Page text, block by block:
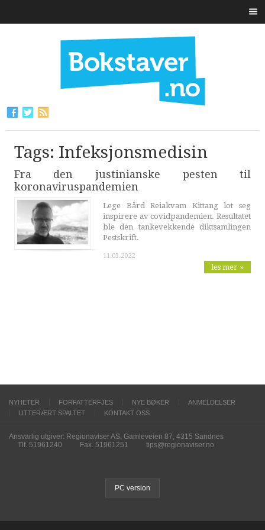
Tags: Infeksjonsmedisin
Fra den justinianske pesten til
koronaviruspandemien
Lege Bård Reiakvam Kittang lot seg
inspirere av covidpandemien. Resultatet
ble den tankevekkende diktsamlingen
Pestskrift.
11.03.2022
les mer »
NYHETER FORFATTERFJES NYE BØKER
ANMELDELSER
LITTERÆRT SPALTET
KONTAKT OSS
Ansvarlig utgiver: Regionaviser AS, Gamleveien 87, 4315 Sandnes
Tlf. 51961240
Fax. 51961251 tips@regionaviser.no
PC version